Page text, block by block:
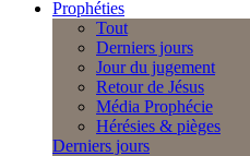
Prophéties
Tout
Derniers jours
Jour du jugement
Retour de Jésus
Média Prophécie
Hérésies & pièges
Derniers jours